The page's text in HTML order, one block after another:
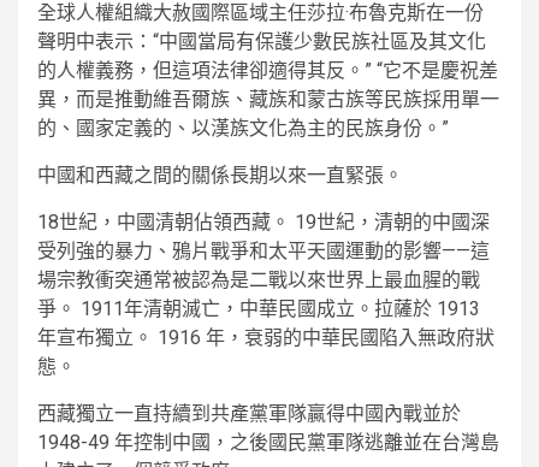
全球人權組織大赦國際區域主任莎拉·布魯克斯在一份
聲明中表示：“中國當局有保護少數民族社區及其文化
的人權義務，但這項法律卻適得其反。” “它不是慶祝差
異，而是推動維吾爾族、藏族和蒙古族等民族採用單一
的、國家定義的、以漢族文化為主的民族身份。”
中國和西藏之間的關係長期以來一直緊張。
18世紀，中國清朝佔領西藏。 19世紀，清朝的中國深
受列強的暴力、鴉片戰爭和太平天國運動的影響——這
場宗教衝突通常被認為是二戰以來世界上最血腥的戰
爭。 1911年清朝滅亡，中華民國成立。拉薩於 1913
年宣布獨立。 1916 年，衰弱的中華民國陷入無政府狀
態。
西藏獨立一直持續到共產黨軍隊贏得中國內戰並於
1948-49 年控制中國，之後國民黨軍隊逃離並在台灣島